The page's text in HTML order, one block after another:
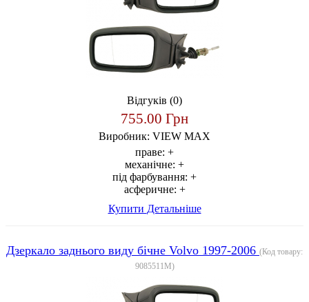
Відгуків (0)
755.00 Грн
Виробник: VIEW MAX
праве: +
механічне: +
під фарбування: +
асферичне: +
Купити Детальніше
Дзеркало заднього виду бічне Volvo 1997-2006 (Код товару:
9085511M)